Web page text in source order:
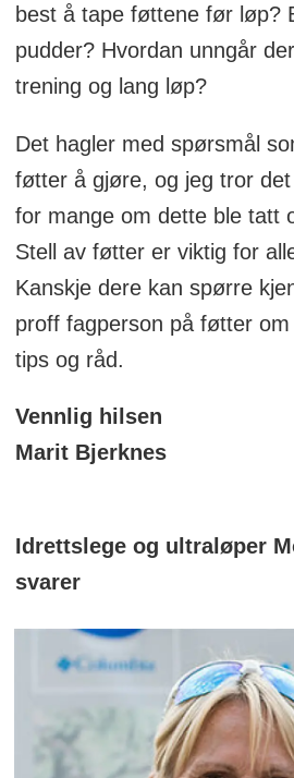
best å tape føttene før løp?
pudder? Hvordan unngår
trening og lang løp?
Det hagler med spørsmål
føtter å gjøre, og jeg tror
for mange om dette ble tatt
Stell av føtter er viktig for
Kanskje dere kan spørre
proff fagperson på føtter
tips og råd.
Vennlig hilsen
Marit Bjerknes
Idrettslege og ultraløper
svarer